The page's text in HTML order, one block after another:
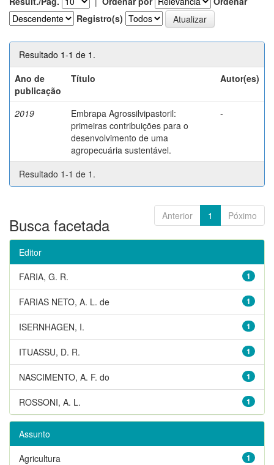
Registro(s)
Resultado 1-1 de 1.
Ano de
publicação
Título Autor(es)
2019
Embrapa Agrossilvipastoril:
primeiras contribuições para o
desenvolvimento de uma
agropecuária sustentável.
-
Resultado 1-1 de 1.
Anterior 1 Póximo
Busca facetada
Editor
1
FARIA, G. R.
1
FARIAS NETO, A. L. de
1
ISERNHAGEN, I.
1
ITUASSU, D. R.
1
NASCIMENTO, A. F. do
1
ROSSONI, A. L.
Assunto
1
Agricultura